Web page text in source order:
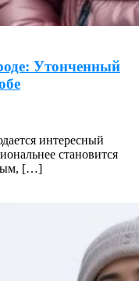
Утонченный
интересный
становится
[…]